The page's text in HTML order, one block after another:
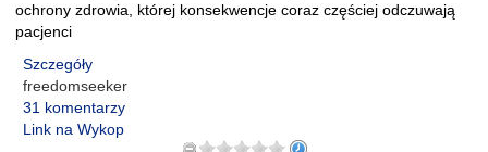
ochrony zdrowia, której konsekwencje coraz częściej odczuwają
pacjenci
Szczegóły
freedomseeker
31 komentarzy
Link na Wykop